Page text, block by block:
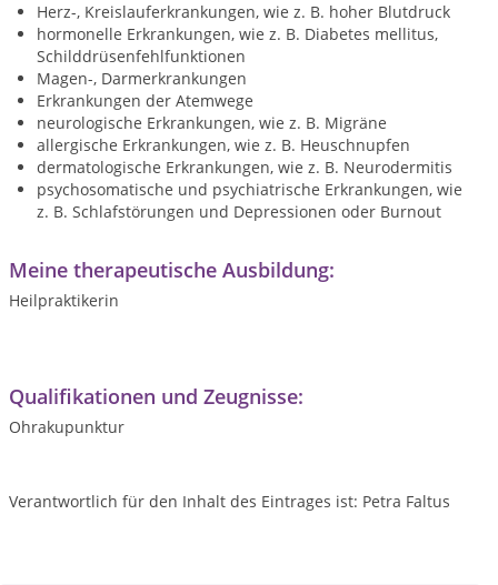
Herz-, Kreislauferkrankungen, wie z. B. hoher Blutdruck
hormonelle Erkrankungen, wie z. B. Diabetes mellitus,
Schilddrüsenfehlfunktionen
Magen-, Darmerkrankungen
Erkrankungen der Atemwege
neurologische Erkrankungen, wie z. B. Migräne
allergische Erkrankungen, wie z. B. Heuschnupfen
dermatologische Erkrankungen, wie z. B. Neurodermitis
psychosomatische und psychiatrische Erkrankungen, wie
z. B. Schlafstörungen und Depressionen oder Burnout
Meine therapeutische Ausbildung:
Heilpraktikerin
Qualifikationen und Zeugnisse:
Ohrakupunktur
Verantwortlich für den Inhalt des Eintrages ist: Petra Faltus